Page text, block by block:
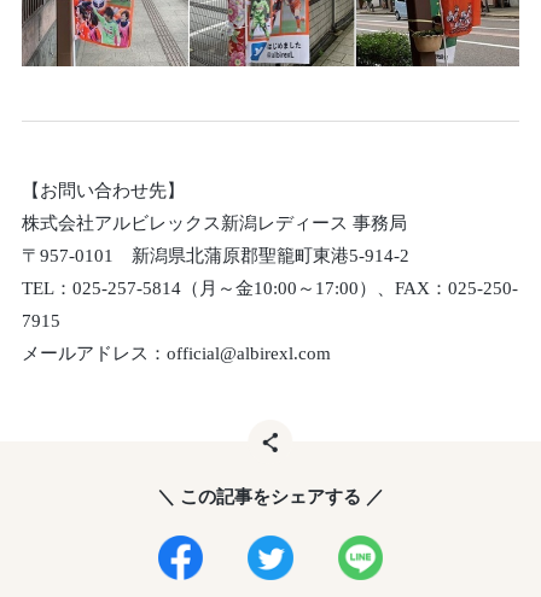
【お問い合わせ先】
株式会社アルビレックス新潟レディース 事務局
〒957-0101 新潟県北蒲原郡聖籠町東港5-914-2
TEL：025-257-5814（月～金10:00～17:00）、FAX：025-250-
7915
メールアドレス：official@albirexl.com
＼ この記事をシェアする ／